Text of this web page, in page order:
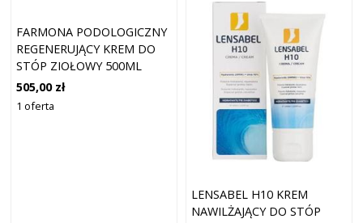
FARMONA PODOLOGICZNY
REGENERUJĄCY KREM DO
STÓP ZIOŁOWY 500ML
505,00 zł
1 oferta
LENSABEL H10 KREM
NAWILŻAJĄCY DO STÓP